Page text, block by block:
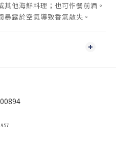
其他海鮮料理；也可作餐前酒。
暴露於空氣導致香氣散失。